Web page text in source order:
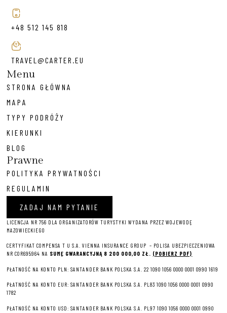
+48 512 145 818
TRAVEL@CARTER.EU
Menu
STRONA GŁÓWNA
MAPA
TYPY PODRÓŻY
KIERUNKI
BLOG
Prawne
POLITYKA PRYWATNOŚCI
REGULAMIN
ZADAJ NAM PYTANIE
LICENCJA NR 756 DLA ORGANIZATORÓW TURYSTYKI WYDANA PRZEZ WOJEWODĘ
MAZOWIECKIEGO
CERTYFIKAT COMPENSA T U S.A. VIENNA INSURANCE GROUP – POLISA UBEZPIECZENIOWA
NR COR695964 NA SUMĘ GWARANCYJNĄ 8 200 000,00 ZŁ. (POBIERZ PDF)
PŁATNOŚĆ NA KONTO PLN: SANTANDER BANK POLSKA S.A. 22 1090 1056 0000 0001 0990 1619
PŁATNOŚĆ NA KONTO EUR: SANTANDER BANK POLSKA S.A. PL83 1090 1056 0000 0001 0990
1782
PŁATNOŚĆ NA KONTO USD: SANTANDER BANK POLSKA S.A. PL97 1090 1056 0000 0001 0990